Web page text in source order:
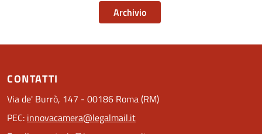
Archivio
CONTATTI
Via de' Burrò, 147 - 00186 Roma (RM)
PEC: innovacamera@legalmail.it